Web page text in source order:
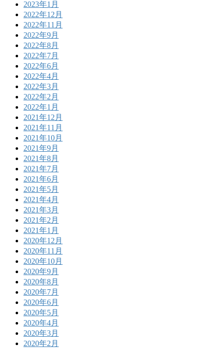
2023年1月
2022年12月
2022年11月
2022年9月
2022年8月
2022年7月
2022年6月
2022年4月
2022年3月
2022年2月
2022年1月
2021年12月
2021年11月
2021年10月
2021年9月
2021年8月
2021年7月
2021年6月
2021年5月
2021年4月
2021年3月
2021年2月
2021年1月
2020年12月
2020年11月
2020年10月
2020年9月
2020年8月
2020年7月
2020年6月
2020年5月
2020年4月
2020年3月
2020年2月